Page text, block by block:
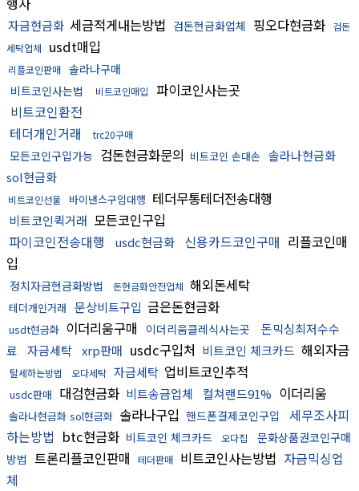
자금현금화 세금적게내는방법 검돈현금화업체 핑오다현금화 검돈
세탁업체
usdt매입
리플코인판매 솔라나구매
비트코인사는법
비트코인매입
파이코인사는곳
비트코인환전
테더개인거래
trc20구매
모든코인구입가능 검돈현금화문의 비트코인 손대손 솔라나현금화
sol현금화
비트코인선물 바이낸스구입대행 테더무통테더전송대행
비트코인퀵거래 모든코인구입
파이코인전송대행
usdc현금화 신용카드코인구매 리플코인매
입
정치자금현금화방법 돈현금화안전업체 해외돈세탁
테더개인거래 문상비트구입 금은돈현금화
usdt현금화 이더리움구매 이더리움클레식사는곳
돈믹싱최저수수
료
자금세탁 xrp판매 usdc구입처 비트코인 체크카드 해외자금
탈세하는방법 오다세탁 자금세탁 업비트코인추적
usdc판매 대검현금화 비트송금업체 컬쳐랜드91% 이더리움
솔라나현금화 sol현금화 솔라나구입 핸드폰결제코인구입
세무조사피
하는방법 btc현금화 비트코인 체크카드 오다집
문화상품권코인구매
방법 트론리플코인판매 테더판매 비트코인사는방법 자금믹싱업
체